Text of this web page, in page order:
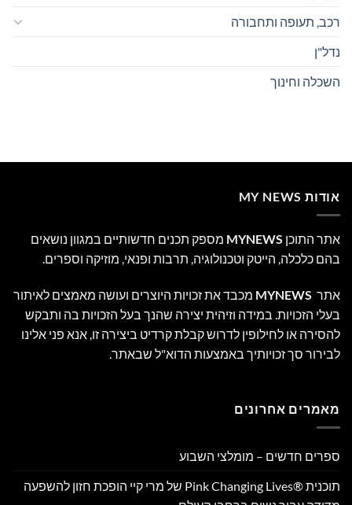
רכב, תעופה ותחבורה
נדל"ן
השכלה וחינוך
אודות MY NEWS
אתר התוכן MYNEWS מספק תכנים חדשותיים במגוון נושאים
בהם כלכלה, הייטק וטכנולוגיה, תרבות ופנאי, מוזיקה וספרים.
אתר MYNEWS מכבד את זכויות היוצרים ועושה מאמצים לאיתור
בעלי הזכויות. במידה וזיהית יצירה שהנך בעל הזכויות בה ותבקש
להסירה או לחילופין לדרוש קבלת קרדיט ביצירה זו, אנא פני אלינו
לבירור סך זכויותיך באמצעות הדוא"ל שבאתר.
מאמרים אחרונים
ספרים חדשים – מומלצי השבוע
תוכנית Pink Changing Lives®‎ של מרי קיי הופכת חזון להשפעה